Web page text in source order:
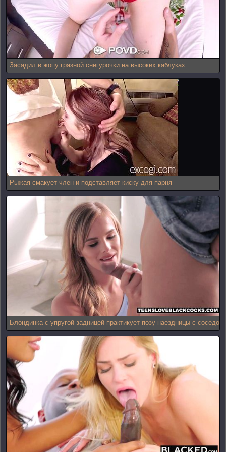
Засадил в жопу грязной снегурочки на высоких каблуках
Рыжая смакует член и подставляет киску для парня
Блондинка с упругой задницей практикует позу наездницы с соседом